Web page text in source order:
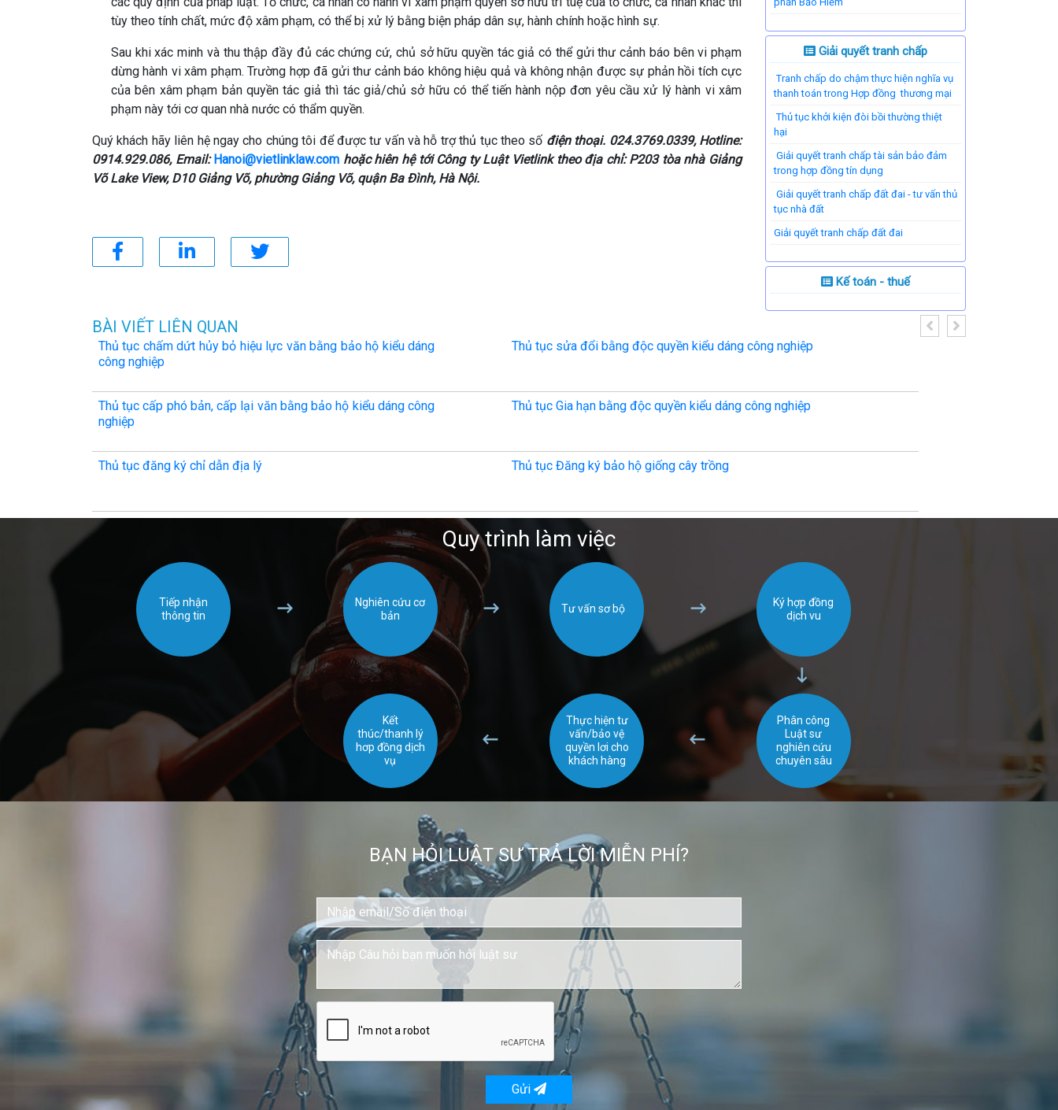
tùy theo tính chất, mức độ xâm phạm, có thể bị xử lý bằng biện pháp dân sự, hành chính hoặc hình sự.
Sau khi xác minh và thu thập đầy đủ các chứng cứ, chủ sở hữu quyền tác giả có thể gửi thư cảnh báo bên vi phạm
dừng hành vi xâm phạm. Trường hợp đã gửi thư cảnh báo không hiệu quả và không nhận được sự phản hồi tích cực
của bên xâm phạm bản quyền tác giả thì tác giả/chủ sở hữu có thể tiến hành nộp đơn yêu cầu xử lý hành vi xâm
phạm này tới cơ quan nhà nước có thẩm quyền.
Quý khách hãy liên hệ ngay cho chúng tôi để được tư vấn và hỗ trợ thủ tục theo số điện thoại. 024.3769.0339, Hotline:
0914.929.086, Email:Hanoi@vietlinklaw.com hoặc hiên hệ tới Công ty Luật Vietlink theo địa chỉ: P203 tòa nhà Giảng
Võ Lake View, D10 Giảng Võ, phường Giảng Võ, quận Ba Đình, Hà Nội.
Giải quyết tranh chấp
Tranh chấp do chậm thực hiện nghĩa vụ
thanh toán trong Hợp đồng thương mại
Thủ tục khởi kiện đòi bồi thường thiệt
hại
Giải quyết tranh chấp tài sản bảo đảm
trong hợp đồng tín dụng
Giải quyết tranh chấp đất đai - tư vấn thủ
tục nhà đất
​Giải quyết tranh chấp đất đai
Kế toán - thuế
BÀI VIẾT LIÊN QUAN
Thủ tục chấm dứt hủy bỏ hiệu lực văn bằng bảo hộ kiểu dáng
công nghiệp
Thủ tục sửa đổi bằng độc quyền kiểu dáng công nghiệp
Thủ tục cấp phó bản, cấp lại văn bằng bảo hộ kiểu dáng công
nghiệp
Thủ tục Gia hạn bằng độc quyền kiểu dáng công nghiệp
Thủ tục đăng ký chỉ dẫn địa lý Thủ tục Đăng ký bảo hộ giống cây trồng
Quy trình làm việc
Tiếp nhận
thông tin
Nghiên cứu cơ
bản
Tư vấn sơ bộ
Ký hợp đồng
dịch vu
Phân công
Luật sư
nghiên cứu
chuyên sâu
Thực hiện tư
vấn/bảo vệ
quyền lơi cho
khách hàng
Kết
thúc/thanh lý
hơp đồng dịch
vụ
BẠN HỎI LUẬT SƯ TRẢ LỜI MIỄN PHÍ?
Gửi